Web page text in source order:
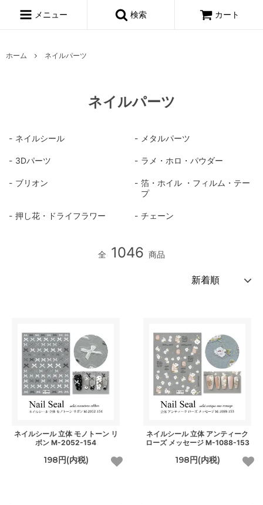
メニュー 検索 カート
ホーム ネイルパーツ
ネイルパーツ
ネイルシール メタルパーツ
3Dパーツ ラメ・ホロ・パウダー
ブリオン
箔・ホイル ・フィルム・テー
プ
押し花・ドライフラワー チェーン
全 1046 商品
ネイルシール 立体 モノトーン リ
ボン M-2052-154
198円(内税)
ネイルシール 立体 アンティーク
ローズ メッセージ M-1088-153
198円(内税)